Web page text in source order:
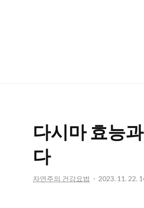
다시마 효능
다
자연주의 건강요법 2023. 11. 22.